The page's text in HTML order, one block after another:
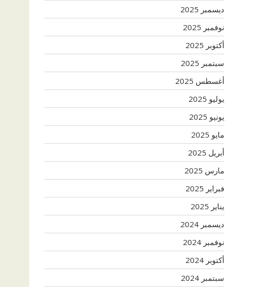
ديسمبر 2025
نوفمبر 2025
أكتوبر 2025
سبتمبر 2025
أغسطس 2025
يوليو 2025
يونيو 2025
مايو 2025
أبريل 2025
مارس 2025
فبراير 2025
يناير 2025
ديسمبر 2024
نوفمبر 2024
أكتوبر 2024
سبتمبر 2024